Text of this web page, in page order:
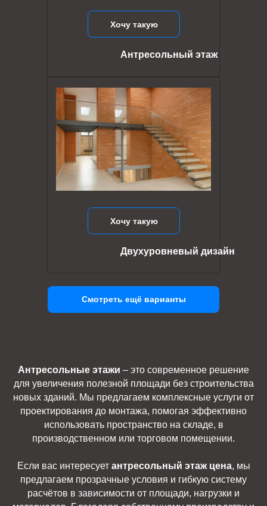
Хочу такую
Двухуровневый дизайн
Хочу такую
Антресольный этаж
Смотреть ещё варианты
Антресольные этажи – это современное решение
для увеличения полезной площади без строительства
новых зданий. Мы предлагаем комплексные услуги от
проектирования до монтажа, помогая эффективно
использовать пространство на складе, в
производственном или торговом помещении.
Если вас интересует антресольный этаж цена, мы
предлагаем прозрачные условия и гибкую систему
расчётов в зависимости от площади, нагрузки и